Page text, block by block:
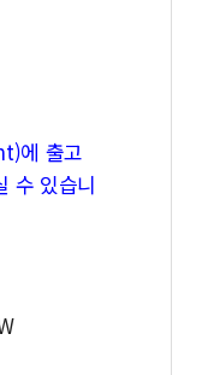
에 출고
수 있습니